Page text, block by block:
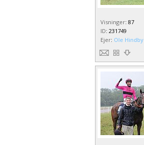
Visninger: 87
ID: 231749
Ejer: Ole Hindby